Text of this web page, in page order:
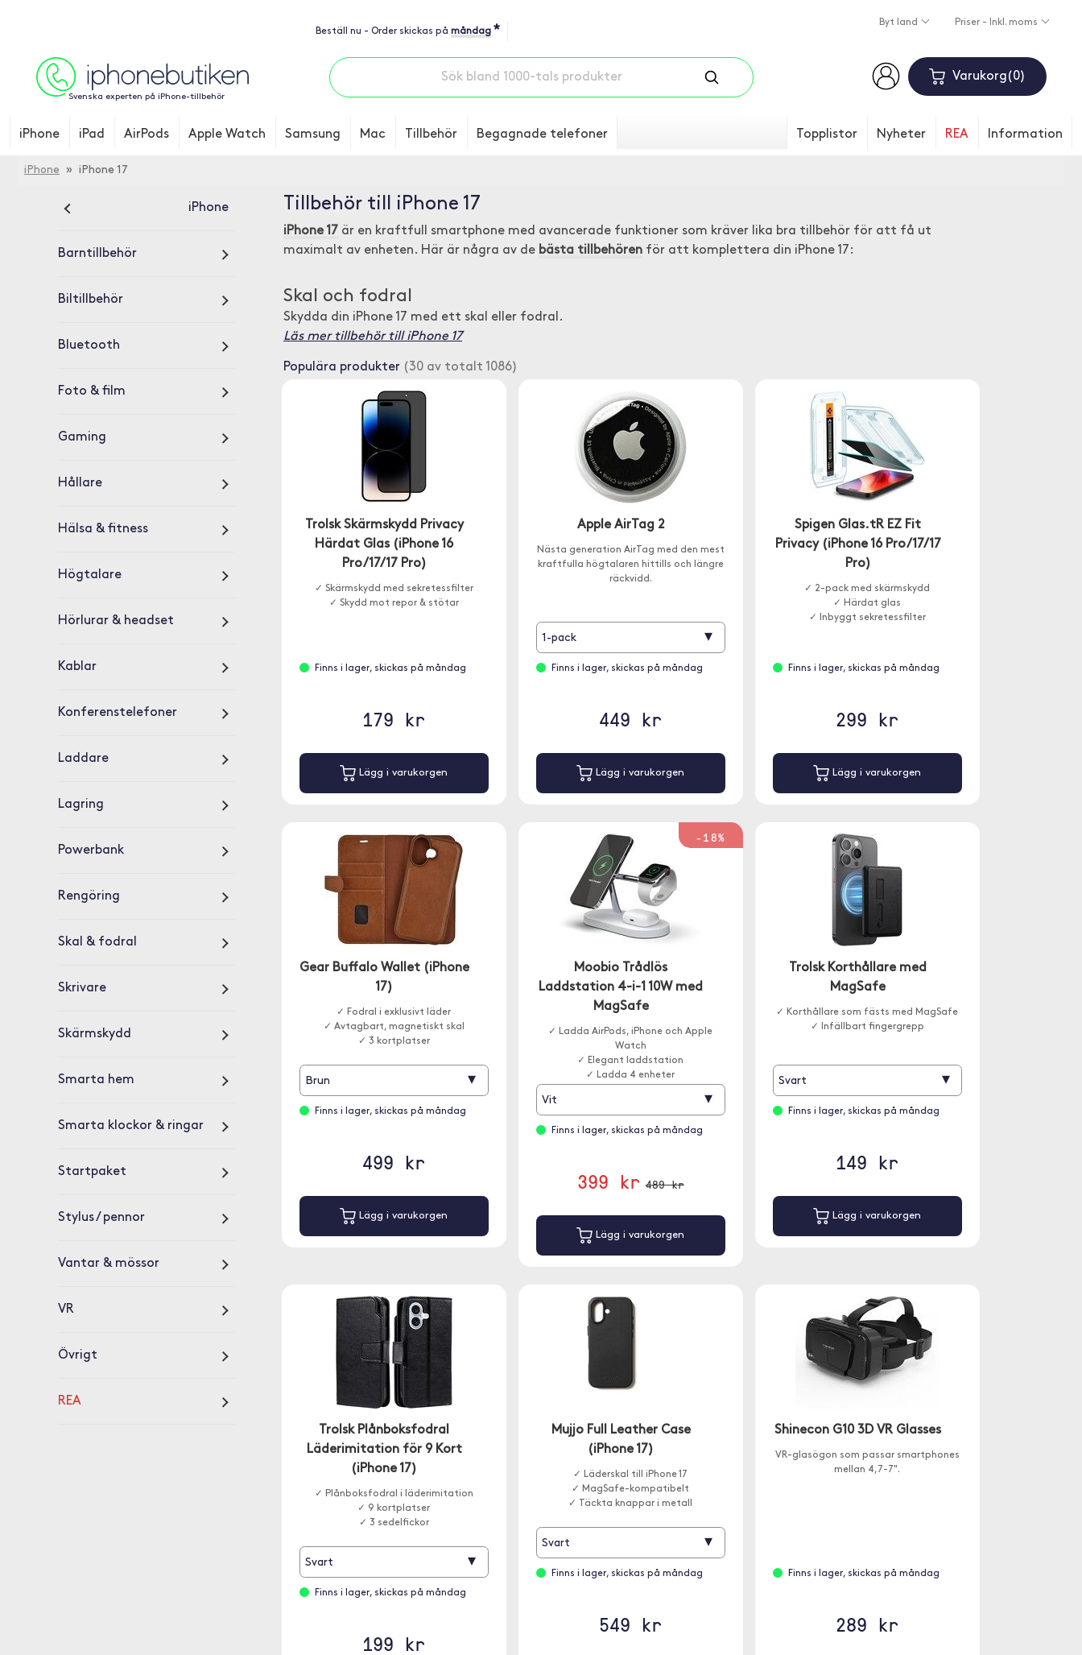
Beställ nu - Order skickas på måndag *
Byt land Priser - Inkl. moms
Svenska experten på iPhone-tillbehör
Varukorg 0
iPhone iPad AirPods Apple Watch Samsung Mac Tillbehör Begagnade telefoner Topplistor Nyheter REA Information
iPhone » iPhone 17
iPhone
Barntillbehör
Biltillbehör
Bluetooth
Foto & film
Gaming
Hållare
Hälsa & fitness
Högtalare
Hörlurar & headset
Kablar
Konferenstelefoner
Laddare
Lagring
Powerbank
Rengöring
Skal & fodral
Skrivare
Skärmskydd
Smarta hem
Smarta klockor & ringar
Startpaket
Stylus / pennor
Vantar & mössor
VR
Övrigt
REA
Tillbehör till iPhone 17
iPhone 17 är en kraftfull smartphone med avancerade funktioner som kräver lika bra tillbehör för att få ut
maximalt av enheten. Här är några av de bästa tillbehören för att komplettera din iPhone 17:
Skal och fodral
Skydda din iPhone 17 med ett skal eller fodral.
Läs mer tillbehör till iPhone 17
Populära produkter (30 av totalt 1086)
Trolsk Skärmskydd Privacy
Härdat Glas (iPhone 16
Pro/17/17 Pro)
✓ Skärmskydd med sekretessfilter
✓ Skydd mot repor & stötar
Finns i lager, skickas på måndag
179 kr
Lägg i varukorgen
Apple AirTag 2
Nästa generation AirTag med den mest
kraftfulla högtalaren hittills och längre
räckvidd.
1-pack ▾
Finns i lager, skickas på måndag
449 kr
Lägg i varukorgen
Spigen Glas.tR EZ Fit
Privacy (iPhone 16 Pro/17/17
Pro)
✓ 2-pack med skärmskydd
✓ Härdat glas
✓ Inbyggt sekretessfilter
Finns i lager, skickas på måndag
299 kr
Lägg i varukorgen
Gear Buffalo Wallet (iPhone
17)
✓ Fodral i exklusivt läder
✓ Avtagbart, magnetiskt skal
✓ 3 kortplatser
Brun ▾
Finns i lager, skickas på måndag
499 kr
Lägg i varukorgen
-18%
Moobio Trådlös
Laddstation 4-i-1 10W med
MagSafe
✓ Ladda AirPods, iPhone och Apple
Watch
✓ Elegant laddstation
✓ Ladda 4 enheter
Vit ▾
Finns i lager, skickas på måndag
399 kr 489 kr
Lägg i varukorgen
Trolsk Korthållare med
MagSafe
✓ Korthållare som fästs med MagSafe
✓ Infällbart fingergrepp
Svart ▾
Finns i lager, skickas på måndag
149 kr
Lägg i varukorgen
Trolsk Plånboksfodral
Läderimitation för 9 Kort
(iPhone 17)
✓ Plånboksfodral i läderimitation
✓ 9 kortplatser
✓ 3 sedelfickor
Svart ▾
Finns i lager, skickas på måndag
199 kr
Mujjo Full Leather Case
(iPhone 17)
✓ Läderskal till iPhone 17
✓ MagSafe-kompatibelt
✓ Täckta knappar i metall
Svart ▾
Finns i lager, skickas på måndag
549 kr
Shinecon G10 3D VR Glasses
VR-glasögon som passar smartphones
mellan 4,7-7".
Finns i lager, skickas på måndag
289 kr